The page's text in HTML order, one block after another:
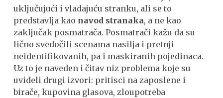
uključujući i vladajuću stranku, ali se to
predstavlja kao navod stranaka, a ne kao
zaključak posmatrača. Posmatrači kažu da su
lično svedočili scenama nasilja i pretnji
neidentifikovanih, pa i maskiranih pojedinaca.
Uz to je naveden i čitav niz problema koje su
uvideli drugi izvori: pritisci na zaposlene i
birače, kupovina glasova, zloupotreba